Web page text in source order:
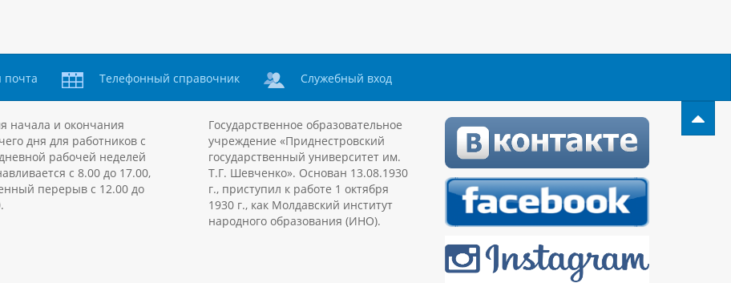
почта Телефонный справочник Служебный вход
начала и окончания
дня для работников с
рабочей неделей
с 8.00 до 17.00,
перерыв с 12.00 до
Государственное образовательное
учреждение «Приднестровский
государственный университет им.
Т.Г. Шевченко». Основан 13.08.1930
г., приступил к работе 1 октября
1930 г., как Молдавский институт
народного образования (ИНО).